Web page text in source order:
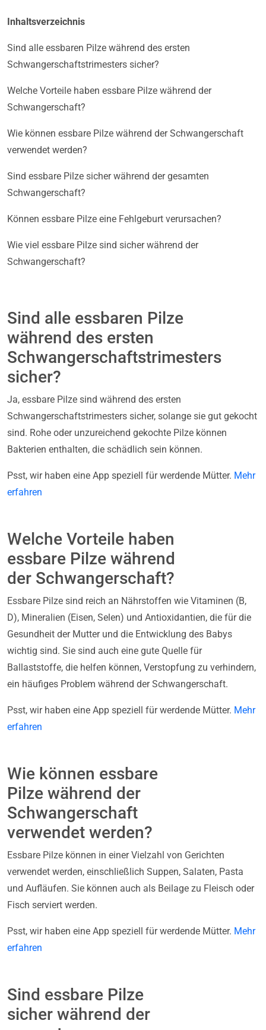
Inhaltsverzeichnis
Sind alle essbaren Pilze während des ersten
Schwangerschaftstrimesters sicher?
Welche Vorteile haben essbare Pilze während der
Schwangerschaft?
Wie können essbare Pilze während der Schwangerschaft
verwendet werden?
Sind essbare Pilze sicher während der gesamten
Schwangerschaft?
Können essbare Pilze eine Fehlgeburt verursachen?
Wie viel essbare Pilze sind sicher während der
Schwangerschaft?
Sind alle essbaren Pilze
während des ersten
Schwangerschaftstrimesters
sicher?
Ja, essbare Pilze sind während des ersten
Schwangerschaftstrimesters sicher, solange sie gut gekocht
sind. Rohe oder unzureichend gekochte Pilze können
Bakterien enthalten, die schädlich sein können.
Psst, wir haben eine App speziell für werdende Mütter. Mehr
erfahren
Welche Vorteile haben
essbare Pilze während
der Schwangerschaft?
Essbare Pilze sind reich an Nährstoffen wie Vitaminen (B,
D), Mineralien (Eisen, Selen) und Antioxidantien, die für die
Gesundheit der Mutter und die Entwicklung des Babys
wichtig sind. Sie sind auch eine gute Quelle für
Ballaststoffe, die helfen können, Verstopfung zu verhindern,
ein häufiges Problem während der Schwangerschaft.
Psst, wir haben eine App speziell für werdende Mütter. Mehr
erfahren
Wie können essbare
Pilze während der
Schwangerschaft
verwendet werden?
Essbare Pilze können in einer Vielzahl von Gerichten
verwendet werden, einschließlich Suppen, Salaten, Pasta
und Aufläufen. Sie können auch als Beilage zu Fleisch oder
Fisch serviert werden.
Psst, wir haben eine App speziell für werdende Mütter. Mehr
erfahren
Sind essbare Pilze
sicher während der